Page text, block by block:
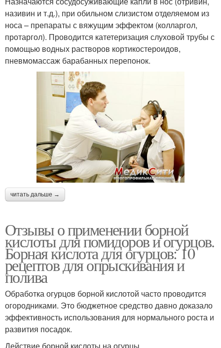
називин и т.д.), при обильном слизистом отделяемом из
носа – препараты с вяжущим эффектом (колларгол,
протаргол). Проводится катетеризация слуховой трубы с
помощью водных растворов кортикостероидов,
пневмомассаж барабанных перепонок.
читать дальше →
Отзывы о применении борной
кислоты для помидоров и огурцов.
Борная кислота для огурцов: 10
рецептов для опрыскивания и
полива
Обработка огурцов борной кислотой часто проводится
огородниками. Это бюджетное средство давно доказало
эффективность использования для нормального роста и
развития посадок.